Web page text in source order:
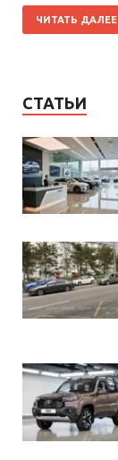
ЧИТАТЬ ДАЛЕЕ
СТАТЬИ